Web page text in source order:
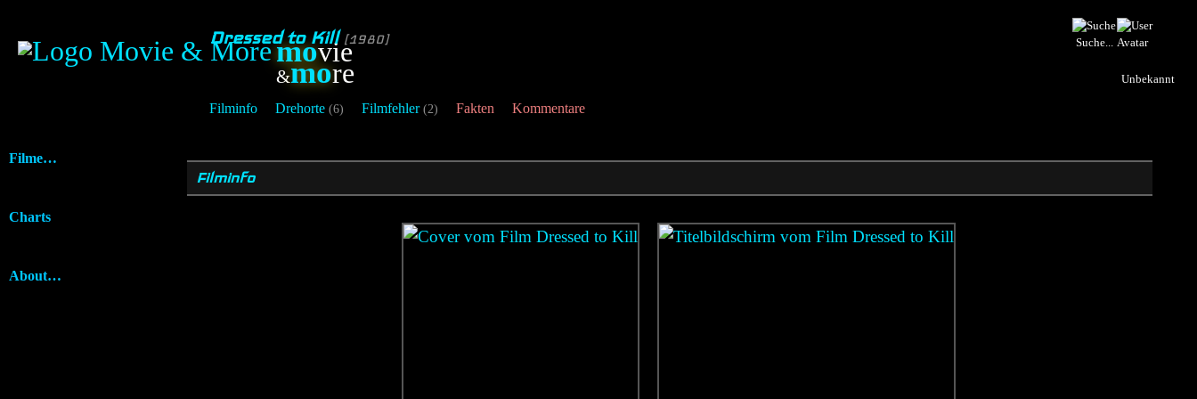
movie
&more
Suche...
Unbekannt
Dressed to Kill [1980]
Filminfo Drehorte (6) Filmfehler (2) Fakten Kommentare
Filme…
Charts
About…
Filminfo